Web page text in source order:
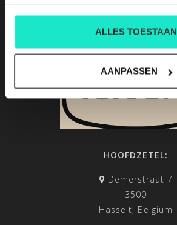
ALLES TOESTAAN
AANPASSEN
HOOFDZETEL:
Demerstraat 7
3500
Hasselt, Belgium